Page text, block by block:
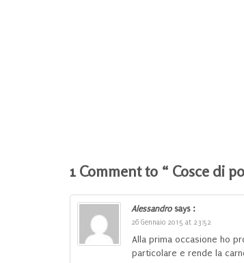
1 Comment to “ Cosce di
Alessandrosays :
26 Gennaio 2015 at 23:52
Alla prima occasione ho
particolare e rende la